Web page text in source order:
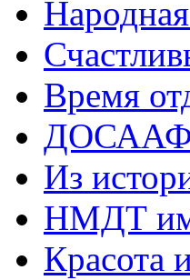
Время
Из
НМДТ
Красота